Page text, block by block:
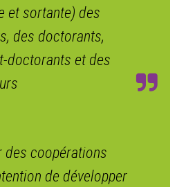
et sortante) des
des doctorants,
doctorants et des
des coopérations
de développer